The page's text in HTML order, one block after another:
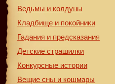
Ведьмы и колдуны
Кладбище и покойники
Гадания и предсказания
Детские страшилки
Конкурсные истории
Вещие сны и кошмары